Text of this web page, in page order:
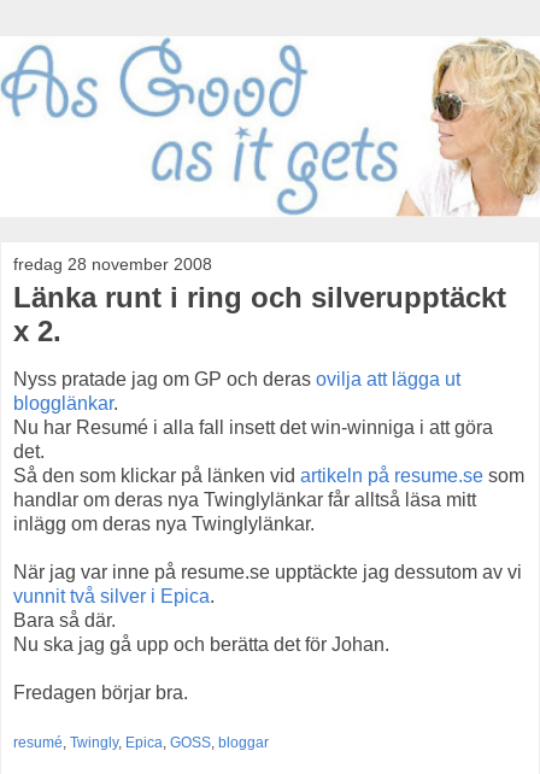
fredag 28 november 2008
Länka runt i ring och silverupptäckt
x 2.
Nyss pratade jag om GP och deras ovilja att lägga ut
blogglänkar.
Nu har Resumé i alla fall insett det win-winniga i att göra
det.
Så den som klickar på länken vid artikeln på resume.se som
handlar om deras nya Twinglylänkar får alltså läsa mitt
inlägg om deras nya Twinglylänkar.
När jag var inne på resume.se upptäckte jag dessutom av vi
vunnit två silver i Epica.
Bara så där.
Nu ska jag gå upp och berätta det för Johan.
Fredagen börjar bra.
resumé, Twingly, Epica, GOSS, bloggar